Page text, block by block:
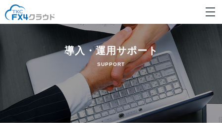
導入・運用サポート
SUPPORT